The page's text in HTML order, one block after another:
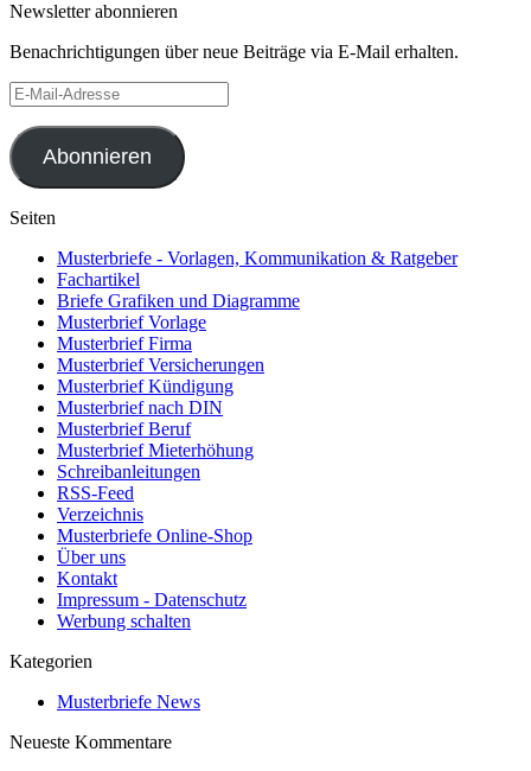
Newsletter abonnieren
Benachrichtigungen über neue Beiträge via E-Mail erhalten.
E-
Mail-
Adresse
Abonnieren
Seiten
Musterbriefe - Vorlagen, Kommunikation & Ratgeber
Fachartikel
Briefe Grafiken und Diagramme
Musterbrief Vorlage
Musterbrief Firma
Musterbrief Versicherungen
Musterbrief Kündigung
Musterbrief nach DIN
Musterbrief Beruf
Musterbrief Mieterhöhung
Schreibanleitungen
RSS-Feed
Verzeichnis
Musterbriefe Online-Shop
Über uns
Kontakt
Impressum - Datenschutz
Werbung schalten
Kategorien
Musterbriefe News
Neueste Kommentare